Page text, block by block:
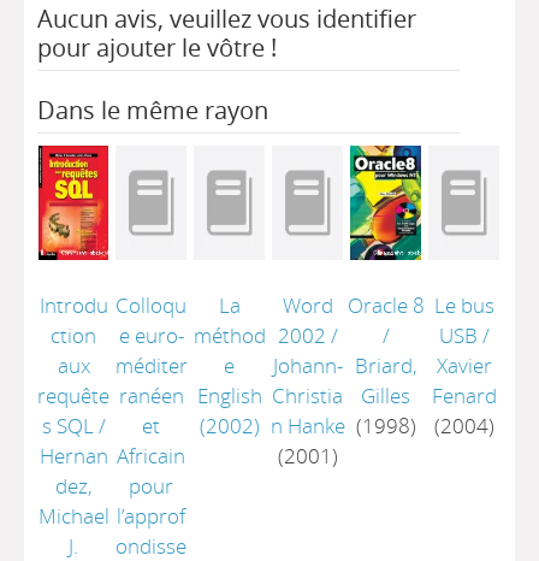
Aucun avis, veuillez vous identifier
pour ajouter le vôtre !
Dans le même rayon
Introdu
ction
aux
requête
s SQL/
Hernan
dez,
Michael
J.
Colloqu
e euro-
méditer
ranéen
et
Africain
pour
l’approf
ondisse
La
méthod
e
English
(2002)
Word
2002 /
Johann-
Christia
n Hanke
(2001)
Oracle 8
/
Briard,
Gilles
(1998)
Le bus
USB /
Xavier
Fenard
(2004)